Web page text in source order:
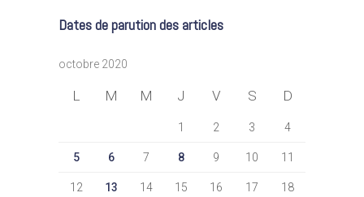
Dates de parution des articles
octobre 2020
L M M J V S D
1 2 3 4
5 6 7 8 9 10 11
12 13 14 15 16 17 18